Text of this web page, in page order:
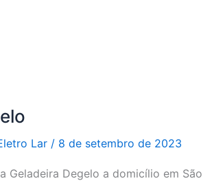
Lar / 8 de setembro de 2023
Geladeira Degelo a domicílio em São